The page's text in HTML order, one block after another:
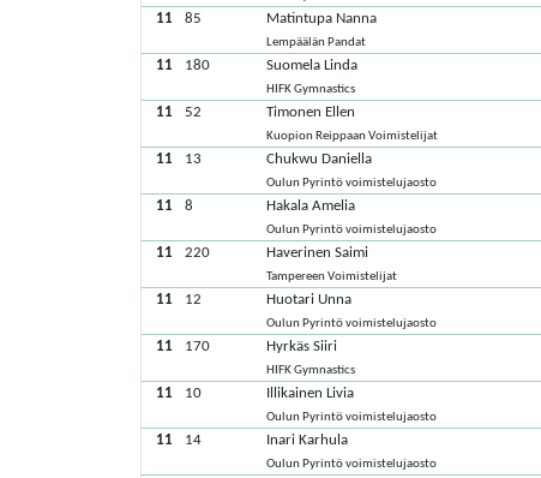
11 85 Matintupa Nanna
Lempäälän Pandat
11 180 Suomela Linda
HIFK Gymnastics
11 52 Timonen Ellen
Kuopion Reippaan Voimistelijat
11 13 Chukwu Daniella
Oulun Pyrintö voimistelujaosto
11 8 Hakala Amelia
Oulun Pyrintö voimistelujaosto
11 220 Haverinen Saimi
Tampereen Voimistelijat
11 12 Huotari Unna
Oulun Pyrintö voimistelujaosto
11 170 Hyrkäs Siiri
HIFK Gymnastics
11 10 Illikainen Livia
Oulun Pyrintö voimistelujaosto
11 14 Inari Karhula
Oulun Pyrintö voimistelujaosto